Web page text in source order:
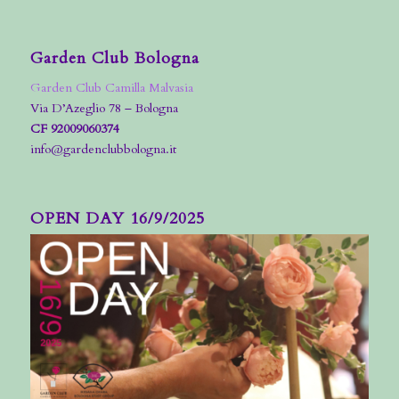
Garden Club Bologna
Garden Club Camilla Malvasia
Via D’Azeglio 78 – Bologna
CF 92009060374
info@gardenclubbologna.it
OPEN DAY 16/9/2025